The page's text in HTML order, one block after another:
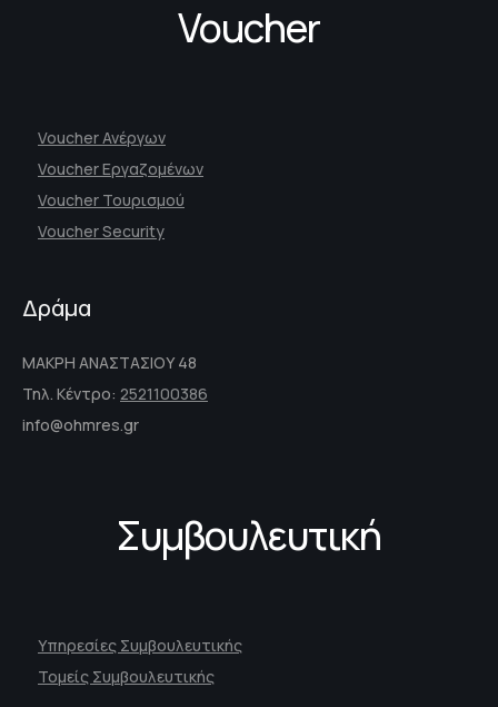
Voucher
Voucher Ανέργων
Voucher Εργαζομένων
Voucher Τουρισμού
Voucher Security
Δράμα
ΜΑΚΡΗ ΑΝΑΣΤΑΣΙΟΥ 48
Τηλ. Κέντρο: 2521100386
info@ohmres.gr
Συμβουλευτική
Υπηρεσίες Συμβουλευτικής
Τομείς Συμβουλευτικής